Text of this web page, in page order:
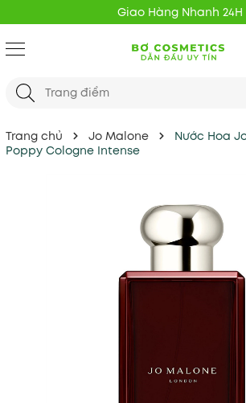
Giao Hàng Nhanh 24H
Trang chủ Jo Malone
Nước Hoa
Poppy Cologne Intense